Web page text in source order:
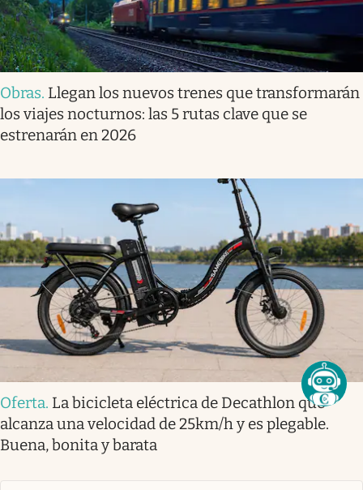
Obras. Llegan los nuevos trenes que transformarán
los viajes nocturnos: las 5 rutas clave que se
estrenarán en 2026
Oferta. La bicicleta eléctrica de Decathlon que
alcanza una velocidad de 25km/h y es plegable.
Buena, bonita y barata